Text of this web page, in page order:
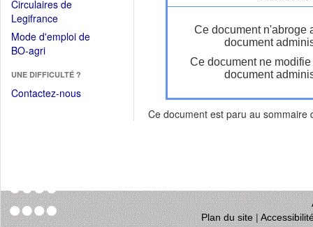
Circulaires de
Legifrance(Ouvrir
dans
une
fenêtre)
Mode d'emploi de
BO-agri(Ouvrir
une
nouvelle
UNE DIFFICULTÉ ?
Contactez-nous
Ce document n'abroge
document
Ce document ne
document
Ce document est paru au sommaire
Plan du site|